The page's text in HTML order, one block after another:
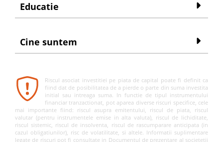
Educatie
Cine suntem
Riscul asociat investitiei pe piata de capital poate fi definit ca
fiind dat de posibilitatea de a pierde o parte din suma investita
initial sau intreaga suma. In functie de tipul instrumentului
financiar tranzactionat, pot aparea diverse riscuri specifice, cele
mai importante fiind: riscul asupra emitentului, riscul de piata, riscul
valutar (pentru instrumentele emise in alta valuta), riscul de lichiditate,
riscul sistemic, riscul de insolventa, riscul de rascumparare anticipata (in
cazul obligatiunilor), risc de volatilitate, si altele. Informatii suplimentare
legate de riscuri pot fi consultate in Documentul de prezentare al societetii